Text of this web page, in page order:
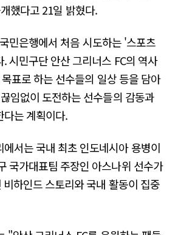
했다고 21일 밝혔다.
민은행에서 처음 시도하는 '스포츠
시민구단 안산 그리너스 FC의 역사
표로 하는 선수들의 일상 등을 담아
임없이 도전하는 선수들의 감동과
다는 계획이다.
서는 국내 최초 인도네시아 용병이
국가대표팀 주장인 아스나위 선수가
하인드 스토리와 국내 활동이 집중